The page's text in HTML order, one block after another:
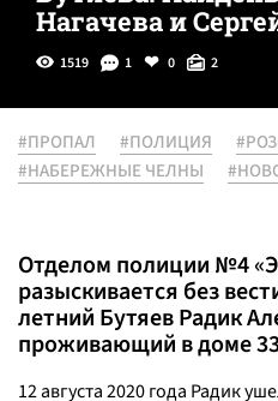
Нагачева и
1519 1 0 2
#ПРОПАЛ #ПОЛИЦИЯ
#НАБЕРЕЖНЫЕ ЧЕЛНЫ
Отделом полиции №4
разыскивается без
летний Бутяев Радик
проживающий в доме
12 августа 2020 года Радик